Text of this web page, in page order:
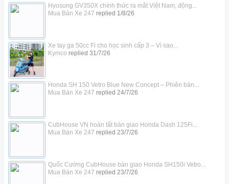
Hyosung GV350X chính thức ra mắt Việt Nam, động...
Mua Bán Xe 247 replied 1/8/26
Xe tay ga 50cc Fi cho học sinh cấp 3 – Vì sao...
Kymco replied 31/7/26
Honda SH 150 Vetro Blue New Concept – Phiên bản...
Mua Bán Xe 247 replied 24/7/26
CubHouse VN hoàn tất bàn giao Honda Dash 125Fi...
Mua Bán Xe 247 replied 23/7/26
Quốc Cường CubHouse bàn giao Honda SH150i Vetro...
Mua Bán Xe 247 replied 23/7/26